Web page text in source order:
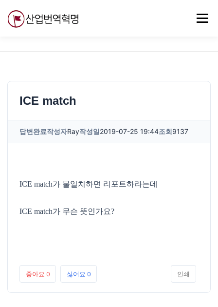
메뉴
ICE match
답변완료작성자Ray작성일2019-07-25 19:44조회9137
ICE match가 불일치하면 리포트하라는데
ICE match가 무슨 뜻인가요?
좋아요 0 싫어요 0 인쇄